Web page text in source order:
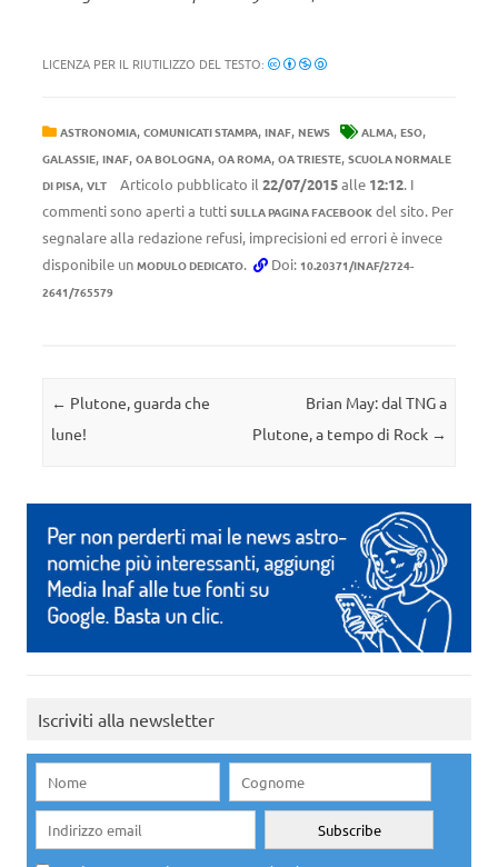
LICENZA PER IL RIUTILIZZO DEL TESTO:
ASTRONOMIA, COMUNICATI STAMPA, INAF, NEWS ALMA, ESO,
GALASSIE, INAF, OA BOLOGNA, OA ROMA, OA TRIESTE, SCUOLA NORMALE
DI PISA, VLT Articolo pubblicato il 22/07/2015alle 12:12. I
commenti sono aperti a tutti SULLA PAGINA FACEBOOK del sito. Per
segnalare alla redazione refusi, imprecisioni ed errori è invece
disponibile un MODULO DEDICATO. Doi: 10.20371/INAF/2724-
2641/765579
Navigazione articolo
← Plutone, guarda che
lune!
Brian May: dal TNG a
Plutone, a tempo di Rock →
Iscriviti alla newsletter